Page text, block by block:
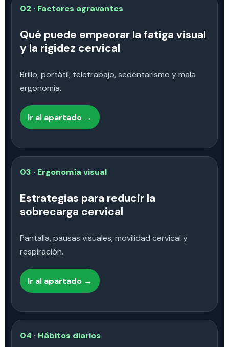
02 · Factores agravantes
Qué puede empeorar la fatiga visual
y la rigidez cervical
Brillo, portátil, teletrabajo, sedentarismo y mala
ergonomía.
Ir al apartado →
03 · Ergonomía visual
Estrategias para reducir la
sobrecarga cervical
Pantalla, pausas visuales, movilidad cervical y
respiración.
Ir al apartado →
04 · Hábitos diarios